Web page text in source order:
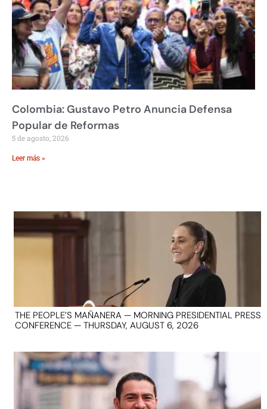
Colombia: Gustavo Petro Anuncia Defensa
Popular de Reformas
5 de agosto, 2026
Leer más »
THE PEOPLE’S MAÑANERA — MORNING PRESIDENTIAL PRESS
CONFERENCE — THURSDAY, AUGUST 6, 2026